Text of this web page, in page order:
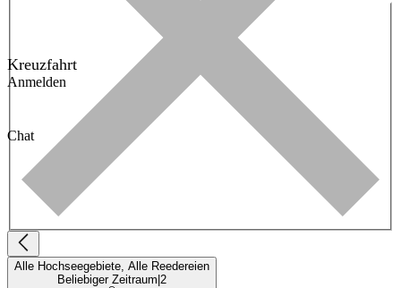
Kreuzfahrt
Anmelden
Chat
Alle Hochseegebiete, Alle Reedereien
Beliebiger Zeitraum 2